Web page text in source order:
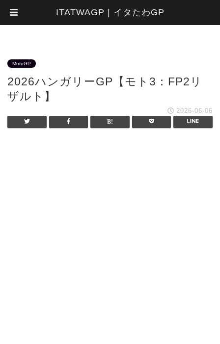
MotoGP
2026ハンガリーGP【モト3：FP2リ
ザルト】
2026-06-06
ITATWAGP | イタたわGP